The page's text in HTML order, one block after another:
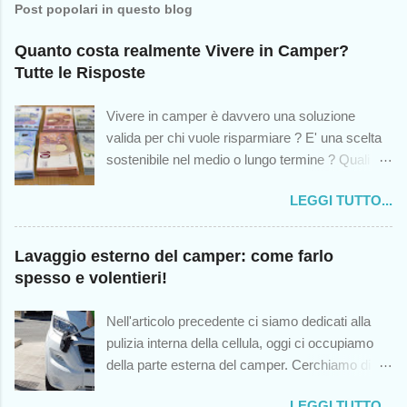
Post popolari in questo blog
Quanto costa realmente Vivere in Camper?
Tutte le Risposte
Vivere in camper è davvero una soluzione
valida per chi vuole risparmiare ? E' una scelta
sostenibile nel medio o lungo termine ? Quali
Queste sono solo alcuni dei dubbi che colgono -
o dovrebbero cogliere - chiunque abbia mai
pensato di intraprendere questa scelta di vita, in
modo temporaneo o permanente. Sebbene
camper, noto che oggi sono sorti numerosi
canali al riguardo, e come sempre accade in
queste situazioni, la qualità lascia molto a
desiderare. Sicché, sulla scorta di quella che
LEGGI TUTTO...
Lavaggio esterno del camper: come farlo
spesso e volentieri!
Nell'articolo precedente ci siamo dedicati alla
pulizia interna della cellula, oggi ci occupiamo
della parte esterna del camper. Cerchiamo di